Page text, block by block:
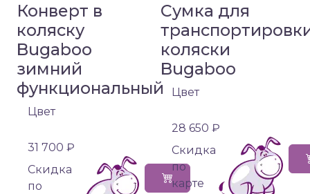
Конверт в
коляску
Bugaboo
зимний
функциональный
Цвет
31 700 ₽
Cкидка
по
Сумка для
коляски
Bugaboo
Цвет
28 650 ₽
Cкидка
по
карте